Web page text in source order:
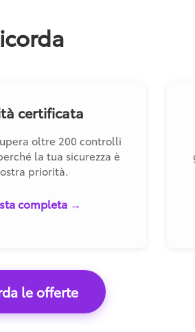
certificata
oltre 200 controlli
la tua sicurezza è
priorità.
completa →
le offerte